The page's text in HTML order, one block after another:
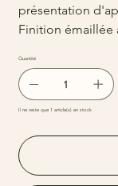
présentation
Finition émaillée
Quantité
Il ne reste que 1 article(s) en stock